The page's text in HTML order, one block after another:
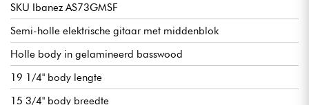
SKU Ibanez AS73GMSF
Semi-holle elektrische gitaar met middenblok
Holle body in gelamineerd basswood
19 1/4" body lengte
15 3/4" body breedte